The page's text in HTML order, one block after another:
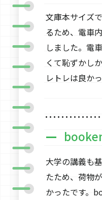
文庫本サイズ
るため、電車
しました。電
くて恥ずかし
レトレは良かっ
大学の講義も
たため、荷物
かったです。